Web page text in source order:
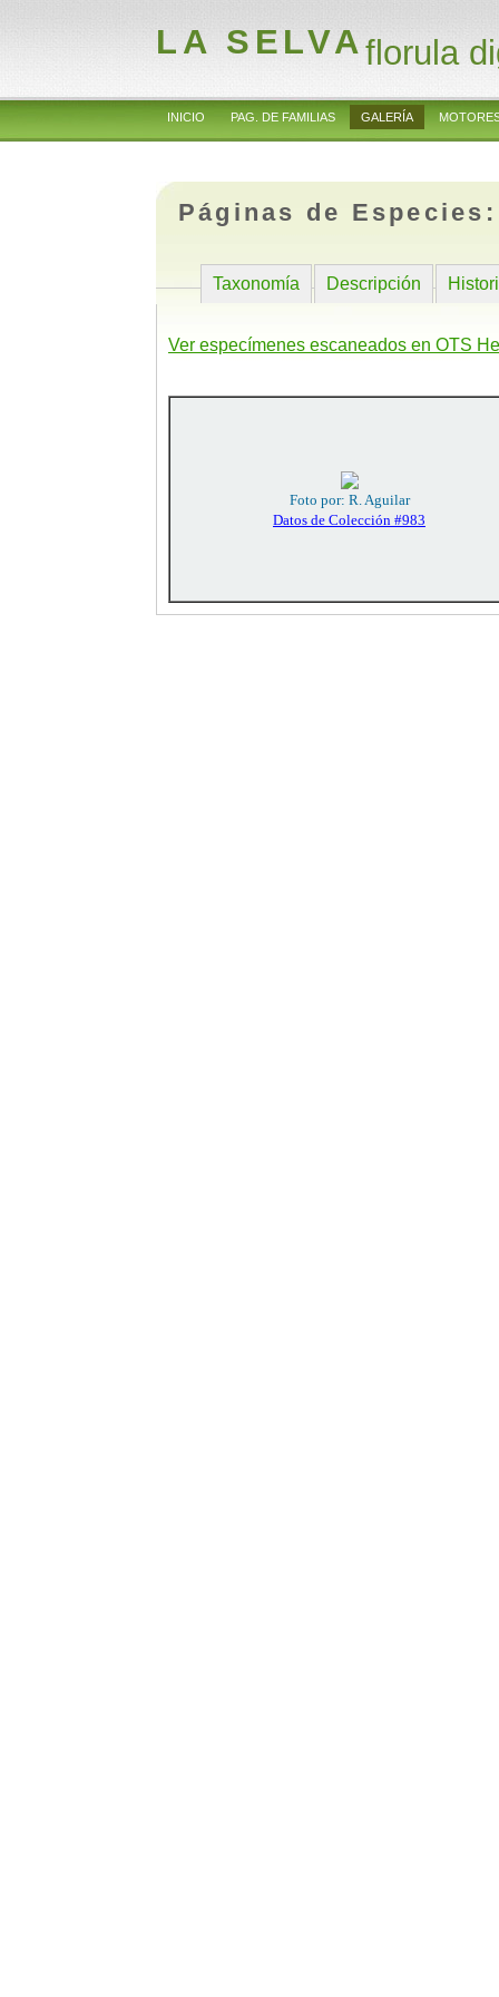
LA SELVAflorula
INICIO PAG. DE FAMILIAS GALERÍA
Páginas de
Taxonomía Descripción
Ver especímenes escaneados en OTS
Foto por: R. Aguilar
Datos de Colección #983